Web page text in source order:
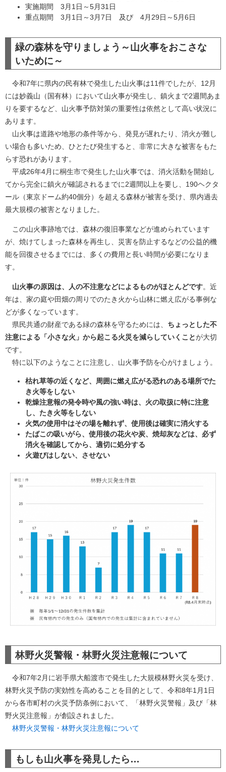
実施期間 3月1日～5月31日
重点期間 3月1日～3月7日 及び 4月29日～5月6日
緑の森林を守りましょう～山火事をおこさな
いために～
令和7年に県内の民有林で発生した山火事は11件でしたが、12月
には妙義山（国有林）において山火事が発生し、鎮火まで2週間あま
りを要するなど、山火事予防対策の重要性は依然として高い状況に
あります。
山火事は道路や地形の条件等から、発見が遅れたり、消火が難し
い場合も多いため、ひとたび発生すると、非常に大きな被害をもた
らす恐れがあります。
平成26年4月に桐生市で発生した山火事では、消火活動を開始し
てから完全に鎮火が確認されるまでに2週間以上を要し、190ヘクタ
ール（東京ドーム約40個分）を超える森林が被害を受け、県内過去
最大規模の被害となりました。
この山火事跡地では、森林の復旧事業などが進められています
が、焼けてしまった森林を再生し、災害を防止するなどの公益的機
能を回復させるまでには、多くの費用と長い時間が必要になりま
す。
山火事の原因は、人の不注意などによるものがほとんどです。近
年は、家の庭や田畑の周りでのたき火から山林に燃え広がる事例な
どが多くなっています。
県民共通の財産である緑の森林を守るためには、 ちょっとした不
注意による「小さな火」から起こる火災を減らしていくことが大切
です。
特に以下のようなことに注意し、山火事予防を心がけましょう。
枯れ草等の近くなど、周囲に燃え広がる恐れのある場所でた
き火等をしない
乾燥注意報の発令時や風の強い時は、火の取扱に特に注意
し、たき火等をしない
火気の使用中はその場を離れず、使用後は確実に消火する
たばこの吸いがら、使用後の花火や炭、焼却灰などは、必ず
消火を確認してから、適切に処分する
火遊びはしない、させない
林野火災警報・林野火災注意報について
令和7年2月に岩手県大船渡市で発生した大規模林野火災を受け、
林野火災予防の実効性を高めることを目的として、令和8年1月1日
から各市町村の火災予防条例において、「林野火災警報」及び「林
野火災注意報」が創設されました。​
林野火災警報・林野火災注意報について
もしも山火事を発見したら…